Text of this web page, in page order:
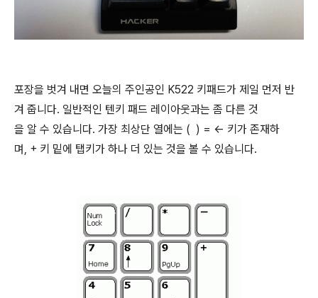
포장을 벗겨 내면 오늘의 주인공인 K522 키패드가 제일 먼저 반
겨 줍니다. 일반적인 텐키 패드 레이아웃과는 좀 다른 것
을 알 수 있습니다. 가장 최상단 열에는 ( ) = ← 키가 존재하
며, + 키 밑에 탭키가 하나 더 있는 것을 볼 수 있습니다.